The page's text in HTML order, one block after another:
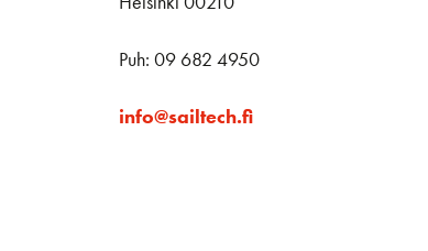
Puh: 09 682 4950
info@sailtech.fi